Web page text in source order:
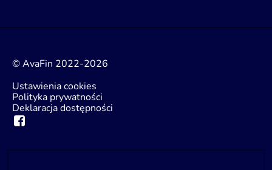
© AvaFin 2022-2026
Ustawienia cookies
Polityka prywatności
Deklaracja dostępności